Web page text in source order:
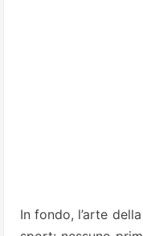
In fondo, l’arte